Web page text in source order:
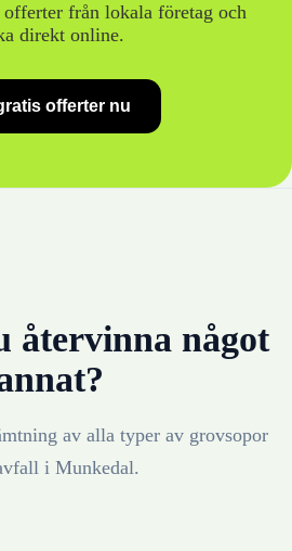
från lokala företag och
direkt online.
offerter nu
återvinna något
av alla typer av grovsopor
i Munkedal.